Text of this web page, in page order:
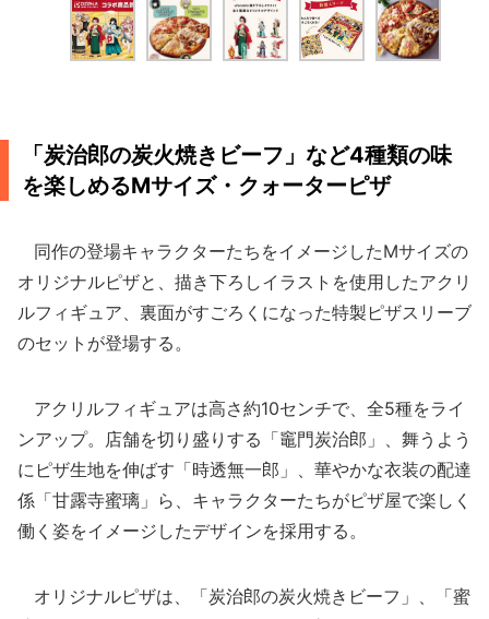
「炭治郎の炭火焼きビーフ」など4種類の味
を楽しめるMサイズ・クォーターピザ
同作の登場キャラクターたちをイメージしたMサイズの
オリジナルピザと、描き下ろしイラストを使用したアクリ
ルフィギュア、裏面がすごろくになった特製ピザスリーブ
のセットが登場する。
アクリルフィギュアは高さ約10センチで、全5種をライ
ンアップ。店舗を切り盛りする「竈門炭治郎」、舞うよう
にピザ生地を伸ばす「時透無一郎」、華やかな衣装の配達
係「甘露寺蜜璃」ら、キャラクターたちがピザ屋で楽しく
働く姿をイメージしたデザインを採用する。
オリジナルピザは、「炭治郎の炭火焼きビーフ」、「蜜